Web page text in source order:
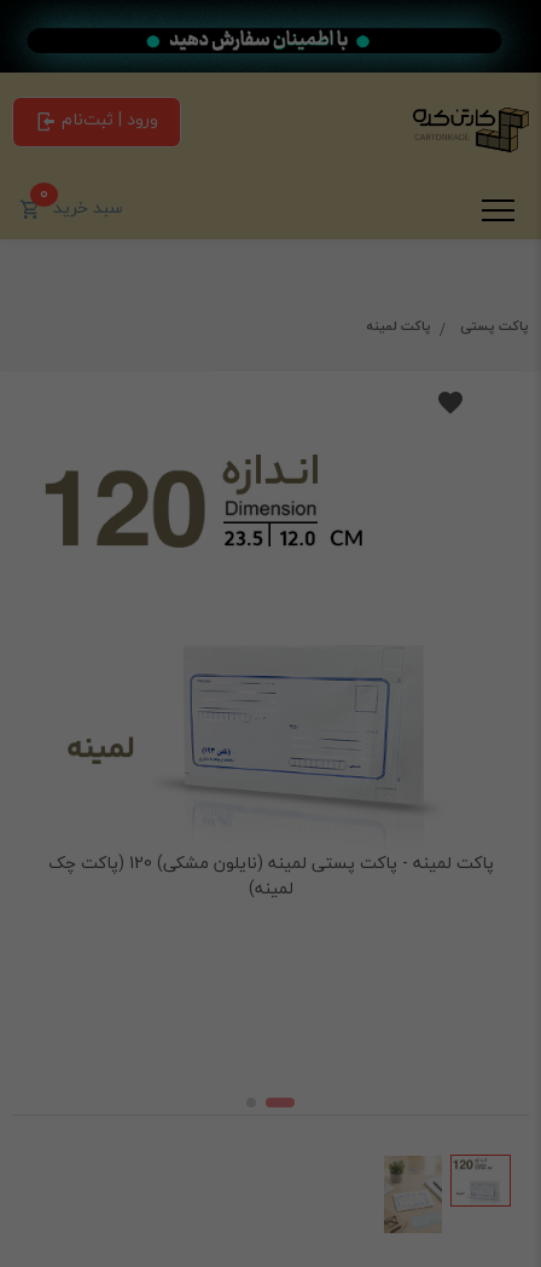
ورود | ثبت‌نام
سبد خرید0
پاکت پستی پاکت لمینه
پاکت لمینه - پاکت پستی لمینه (نایلون مشکی) 120 (پاکت چک
لمینه)